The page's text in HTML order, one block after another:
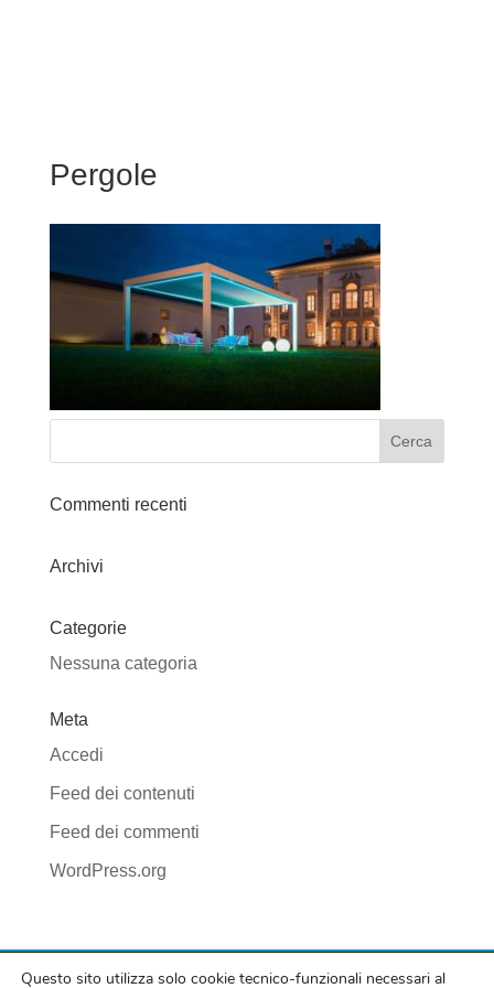
Pergole
Commenti recenti
Archivi
Categorie
Nessuna categoria
Meta
Accedi
Feed dei contenuti
Feed dei commenti
WordPress.org
Questo sito utilizza solo cookie tecnico-funzionali necessari al